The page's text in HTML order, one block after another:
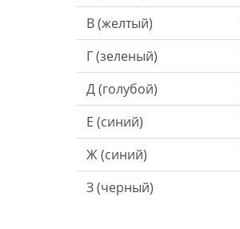
В (желтый)
Г (зеленый)
Д (голубой)
Е (синий)
Ж (синий)
З (черный)